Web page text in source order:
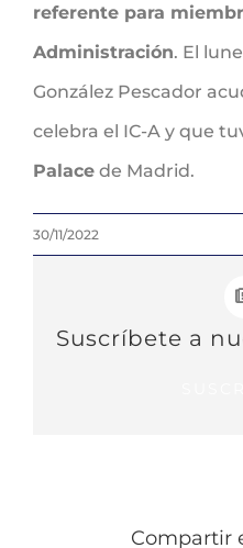
referente para
Administración. El
González Pescador
celebra el IC-A y que
Palace de Madrid.
30/11/2022
Suscríbete a
Compartir